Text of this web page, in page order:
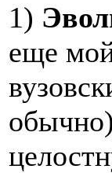
1)
еще